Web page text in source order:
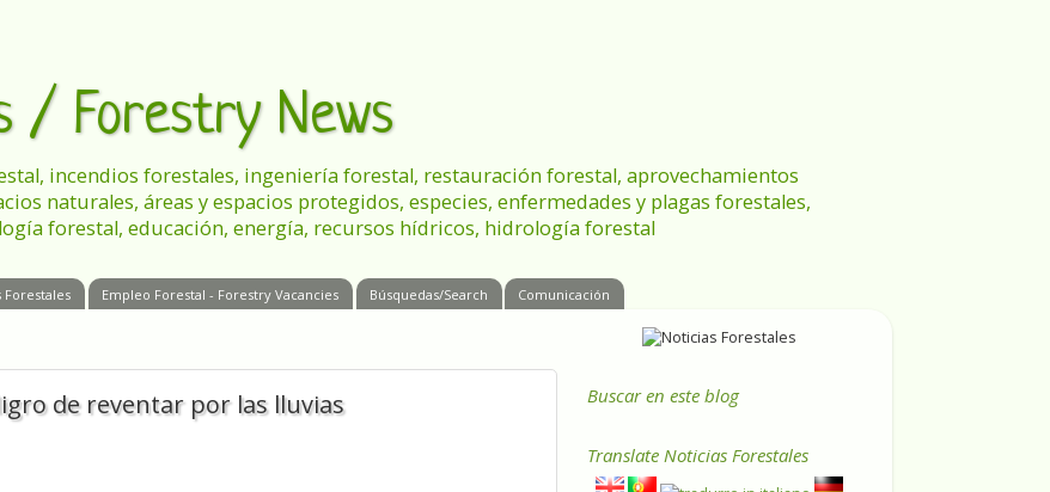
/ Forestry News
incendios forestales, ingeniería forestal, restauración forestal, aprovechamientos
naturales, áreas y espacios protegidos, especies, enfermedades y plagas forestales,
forestal, educación, energía, recursos hídricos, hidrología forestal
Forestales Empleo Forestal - Forestry Vacancies Búsquedas/Search Comunicación
de reventar por las lluvias Buscar en este blog
Translate Noticias Forestales